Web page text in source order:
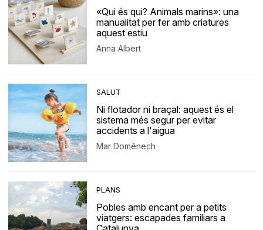
«Qui és qui? Animals marins»: una
manualitat per fer amb criatures
aquest estiu
Anna Albert
SALUT
Ni flotador ni braçal: aquest és el
sistema més segur per evitar
accidents a l'aigua
Mar Domènech
PLANS
Pobles amb encant per a petits
viatgers: escapades familiars a